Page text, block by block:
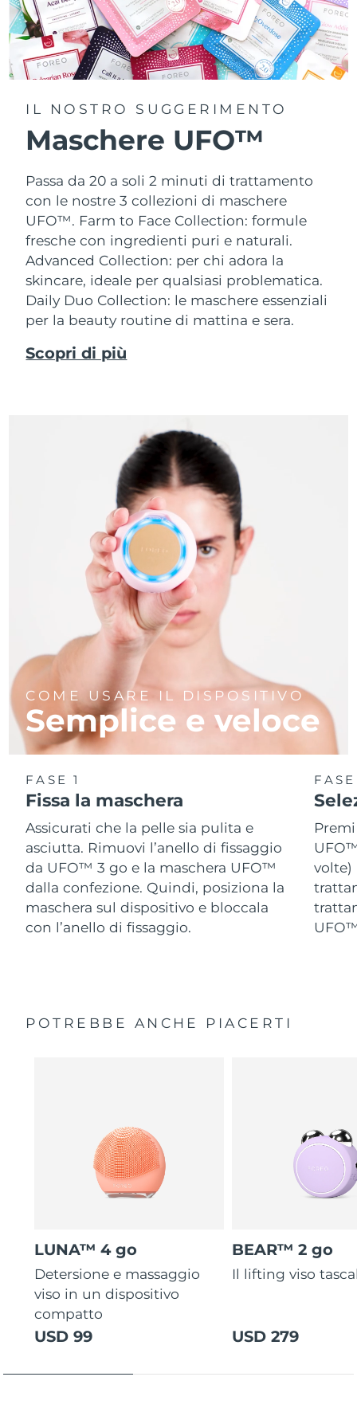
IL NOSTRO SUGGERIMENTO
Maschere UFO™
Passa da 20 a soli 2 minuti di trattamento
con le nostre 3 collezioni di maschere
UFO™. Farm to Face Collection: formule
fresche con ingredienti puri e naturali.
Advanced Collection: per chi adora la
skincare, ideale per qualsiasi problematica.
Daily Duo Collection: le maschere essenziali
per la beauty routine di mattina e sera.
Scopri di più
COME USARE IL DISPOSITIVO
Semplice e veloce
FASE 1
Fissa la maschera
Assicurati che la pelle sia pulita e
asciutta. Rimuovi l’anello di fissaggio
da UFO™ 3 go e la maschera UFO™
dalla confezione. Quindi, posiziona la
maschera sul dispositivo e bloccala
con l’anello di fissaggio.
volte)
POTREBBE ANCHE PIACERTI
LUNA™ 4 go
Detersione e massaggio
viso in un dispositivo
compatto
USD 99
BEAR™ 2 go
Il lifting viso
USD 279